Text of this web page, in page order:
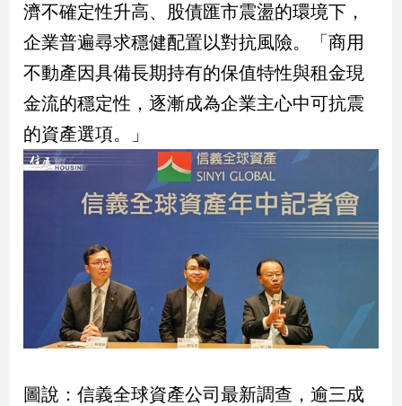
觀
兩
岸/
國
毒
區
濟不確定性升高、股債匯市震盪的環境下，
企業普遍尋求穩健配置以對抗風險。「商用
不動產因具備長期持有的保值特性與租金現
金流的穩定性，逐漸成為企業主心中可抗震
的資產選項。」
圖說：信義全球資產公司最新調查，逾三成